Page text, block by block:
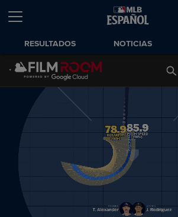
RESULTADOS NOTICIAS